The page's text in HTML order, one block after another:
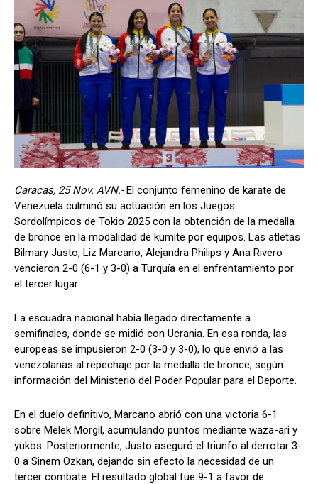
Caracas, 25 Nov. AVN.-El conjunto femenino de karate de
Venezuela culminó su actuación en los Juegos
Sordolímpicos de Tokio 2025 con la obtención de la medalla
de bronce en la modalidad de kumite por equipos. Las atletas
Bilmary Justo, Liz Marcano, Alejandra Philips y Ana Rivero
vencieron 2-0 (6-1 y 3-0) a Turquía en el enfrentamiento por
el tercer lugar.
La escuadra nacional había llegado directamente a
semifinales, donde se midió con Ucrania. En esa ronda, las
europeas se impusieron 2-0 (3-0 y 3-0), lo que envió a las
venezolanas al repechaje por la medalla de bronce, según
información del Ministerio del Poder Popular para el Deporte.
En el duelo definitivo, Marcano abrió con una victoria 6-1
sobre Melek Morgil, acumulando puntos mediante waza-ari y
yukos. Posteriormente, Justo aseguró el triunfo al derrotar 3-
0 a Sinem Ozkan, dejando sin efecto la necesidad de un
tercer combate. El resultado global fue 9-1 a favor de